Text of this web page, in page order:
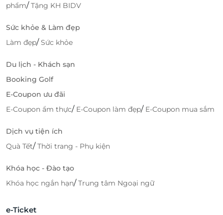
phẩm/Tặng KH BIDV
Sức khỏe & Làm đẹp
Làm đẹp/Sức khỏe
Du lịch - Khách sạn
Booking Golf
E-Coupon ưu đãi
E-Coupon ẩm thực/ E-Coupon làm đẹp/ E-Coupon mua sắm
Dịch vụ tiện ích
Quà Tết/Thời trang - Phụ kiện
Khóa học - Đào tạo
Khóa học ngắn hạn/Trung tâm Ngoại ngữ
e-Ticket